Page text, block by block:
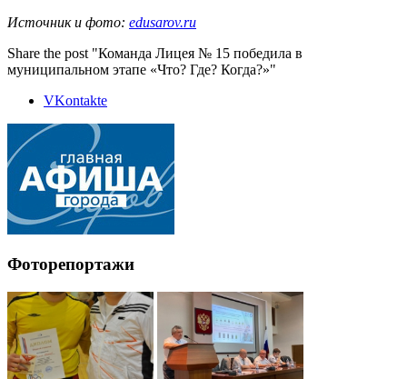
Источник и фото: edusarov.ru
Share the post "Команда Лицея № 15 победила в
муниципальном этапе «Что? Где? Когда?»"
VKontakte
Фоторепортажи